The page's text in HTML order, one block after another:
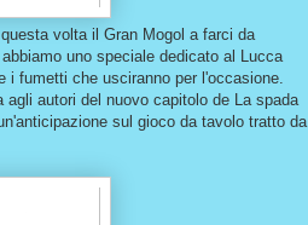
volta il Gran Mogol a farci da
uno speciale dedicato al Lucca
i fumetti che usciranno per l'occasione.
autori del nuovo capitolo de La spada
sul gioco da tavolo tratto da